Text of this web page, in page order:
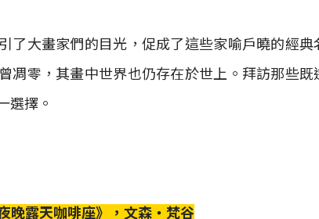
了大畫家們的目光，促成了這些家喻戶曉的經
凋零，其畫中世界也仍存在於世上。拜訪那些
選擇。
晚露天咖啡座》，文森‧梵谷